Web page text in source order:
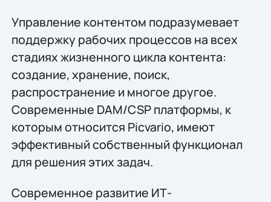
Управление контентом подразумевает
поддержку рабочих процессов на всех
стадиях жизненного цикла контента:
создание, хранение, поиск,
распространение и многое другое.
Современные DAM/CSP платформы, к
которым относится Picvario, имеют
эффективный собственный функционал
для решения этих задач.
Современное развитие ИТ-